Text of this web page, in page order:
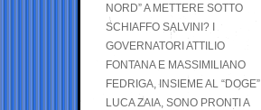
NORD” A METTERE SOTTO
SCHIAFFO SALVINI? I
GOVERNATORI ATTILIO
FONTANA E MASSIMILIANO
FEDRIGA, INSIEME AL “DOGE”
LUCA ZAIA, SONO PRONTI A